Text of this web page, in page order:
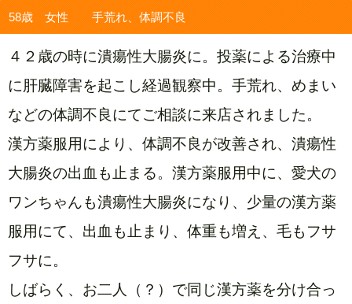
58歳 女性 手荒れ、体調不良
４２ 歳の時に潰瘍性大腸炎に。投薬による治療中
に肝臓障害を起こし経過観察中。手荒れ、めまい
などの体調不良にてご相談に来店されました。
漢方薬服用により、体調不良が改善され、潰瘍性
大腸炎の出血も止まる。漢方薬服用中に、愛犬の
ワンちゃんも潰瘍性大腸炎になり、少量の漢方薬
服用にて、出血も止まり、体重も増え、毛もフサ
フサに。
しばらく、お二人（？）で同じ漢方薬を分け合っ